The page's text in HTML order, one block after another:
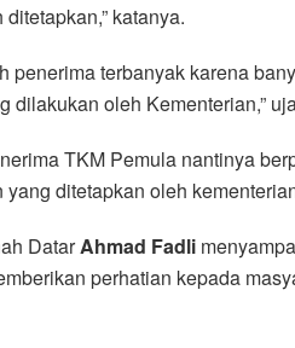
katanya.
penerima terbanyak karena
dilakukan oleh Kementerian,”
TKM Pemula nantinya
ditetapkan oleh
DatarAhmad Fadli
perhatian kepada